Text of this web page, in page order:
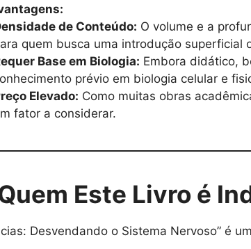
de Conteúdo: O volume e a
quem busca uma introdução superficial
Base em Biologia: Embora didático,
prévio em biologia celular e
Elevado: Como muitas obras
fator a considerar.
Este Livro é
Desvendando o Sistema Nervoso” é